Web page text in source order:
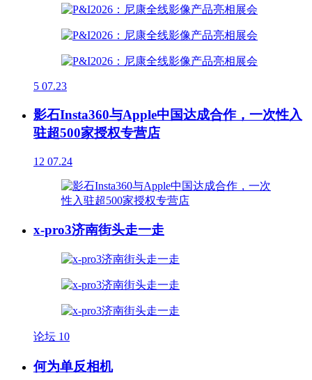
5 07.23
影石Insta360与Apple中国达成合作，一次性入
驻超500家授权专营店
12 07.24
x-pro3济南街头走一走
论坛 10
何为单反相机